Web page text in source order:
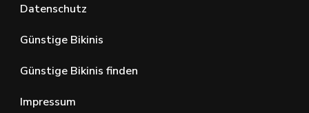
Datenschutz
Günstige Bikinis
Günstige Bikinis finden
Impressum